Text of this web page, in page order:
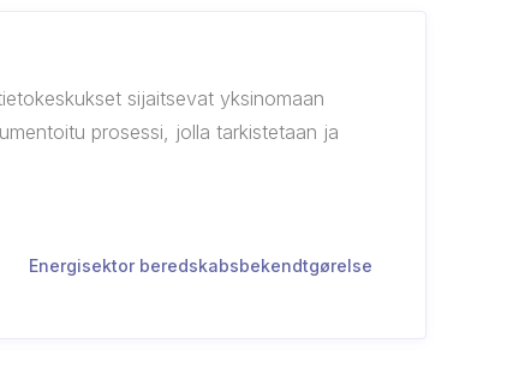
sijaitsevat yksinomaan
prosessi, jolla tarkistetaan ja
Energisektor beredskabsbekendtgørelse